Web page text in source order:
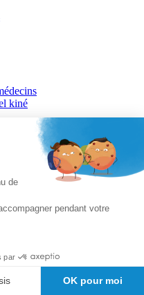
kiné
de
pendant votre
par
OK pour moi